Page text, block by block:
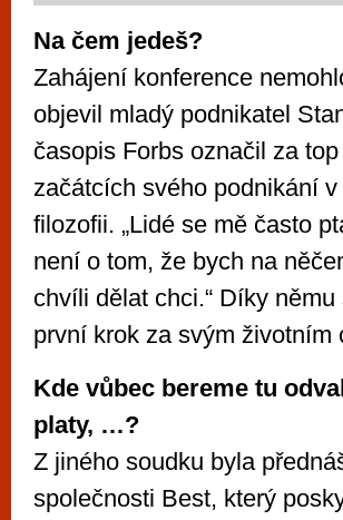
Na čem jedeš?
Zahájení konference
objevil mladý podnikatel
časopis Forbs označil za
začátcích svého podnikání
filozofii. „Lidé se mě často
není o tom, že bych na
chvíli dělat chci.“ Díky
první krok za svým životním
Kde vůbec bereme tu
platy, …?
Z jiného soudku byla
společnosti Best, který